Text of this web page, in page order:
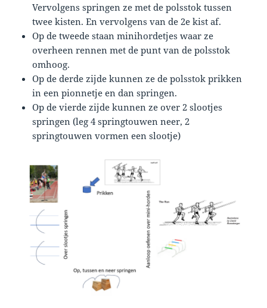
Vervolgens springen ze met de polsstok tussen
twee kisten. En vervolgens van de 2e kist af.
Op de tweede staan minihordetjes waar ze
overheen rennen met de punt van de polsstok
omhoog.
Op de derde zijde kunnen ze de polsstok prikken
in een pionnetje en dan springen.
Op de vierde zijde kunnen ze over 2 slootjes
springen (leg 4 springtouwen neer, 2
springtouwen vormen een slootje)